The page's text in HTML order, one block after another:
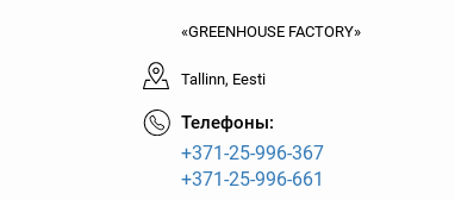
«GREENHOUSE FACTORY»
Tallinn, Eesti
Телефоны:
+371-25-996-367
+371-25-996-661